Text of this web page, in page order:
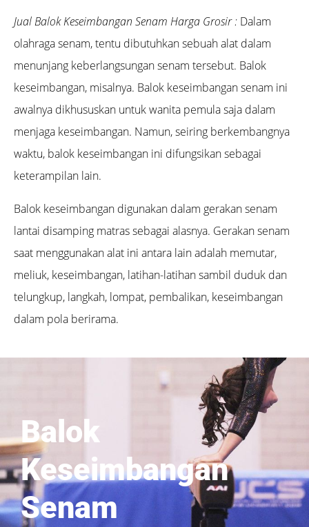
Jual Balok Keseimbangan Senam Harga Grosir : Dalam
olahraga senam, tentu dibutuhkan sebuah alat dalam
menunjang keberlangsungan senam tersebut. Balok
keseimbangan, misalnya. Balok keseimbangan senam ini
awalnya dikhususkan untuk wanita pemula saja dalam
menjaga keseimbangan. Namun, seiring berkembangnya
waktu, balok keseimbangan ini difungsikan sebagai
keterampilan lain.
Balok keseimbangan digunakan dalam gerakan senam
lantai disamping matras sebagai alasnya. Gerakan senam
saat menggunakan alat ini antara lain adalah memutar,
meliuk, keseimbangan, latihan-latihan sambil duduk dan
telungkup, langkah, lompat, pembalikan, keseimbangan
dalam pola berirama.
Balok
Keseimbangan
Senam